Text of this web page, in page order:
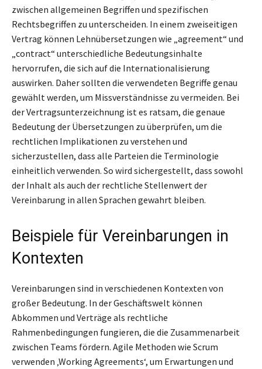
zwischen allgemeinen Begriffen und spezifischen
Rechtsbegriffen zu unterscheiden. In einem zweiseitigen
Vertrag können Lehnübersetzungen wie „agreement“ und
„contract“ unterschiedliche Bedeutungsinhalte
hervorrufen, die sich auf die Internationalisierung
auswirken. Daher sollten die verwendeten Begriffe genau
gewählt werden, um Missverständnisse zu vermeiden. Bei
der Vertragsunterzeichnung ist es ratsam, die genaue
Bedeutung der Übersetzungen zu überprüfen, um die
rechtlichen Implikationen zu verstehen und
sicherzustellen, dass alle Parteien die Terminologie
einheitlich verwenden. So wird sichergestellt, dass sowohl
der Inhalt als auch der rechtliche Stellenwert der
Vereinbarung in allen Sprachen gewahrt bleiben.
Beispiele für Vereinbarungen in
Kontexten
Vereinbarungen sind in verschiedenen Kontexten von
großer Bedeutung. In der Geschäftswelt können
Abkommen und Verträge als rechtliche
Rahmenbedingungen fungieren, die die Zusammenarbeit
zwischen Teams fördern. Agile Methoden wie Scrum
verwenden ‚Working Agreements‘, um Erwartungen und